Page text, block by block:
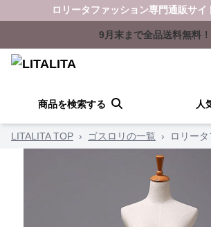
ロリータファッション専門通販サイ
9月末まで全品送料無料！
商品を検索する 人
LITALITA TOP › ゴスロリの一覧 › ロリー